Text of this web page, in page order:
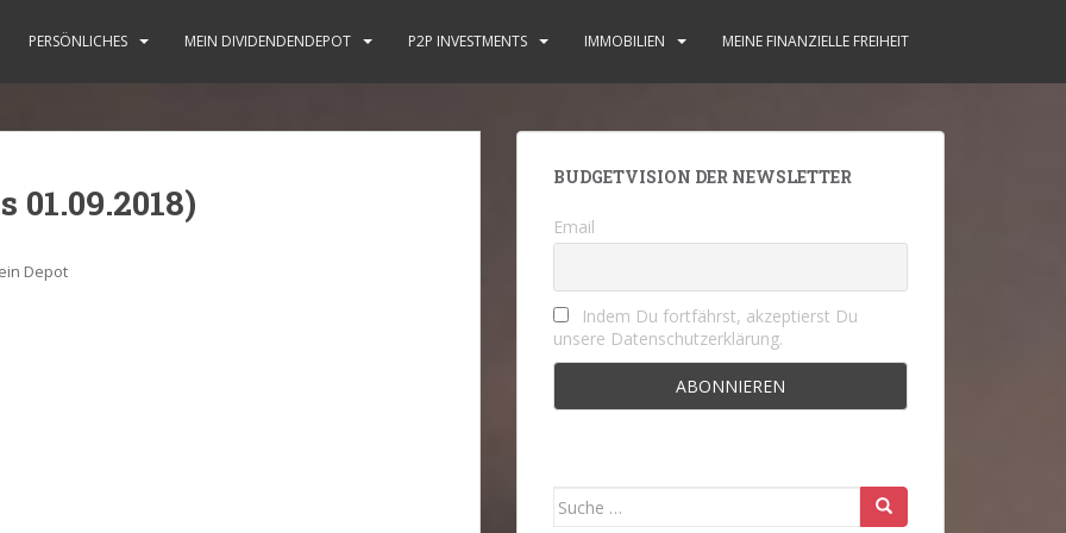
PERSÖNLICHES MEIN DIVIDENDENDEPOT P2P INVESTMENTS IMMOBILIEN MEINE FINANZIELLE FREIHEIT
Depot
BUDGETVISION DER NEWSLETTER
Email
Indem Du fortfährst, akzeptierst Du
unsere Datenschutzerklärung.
Suche